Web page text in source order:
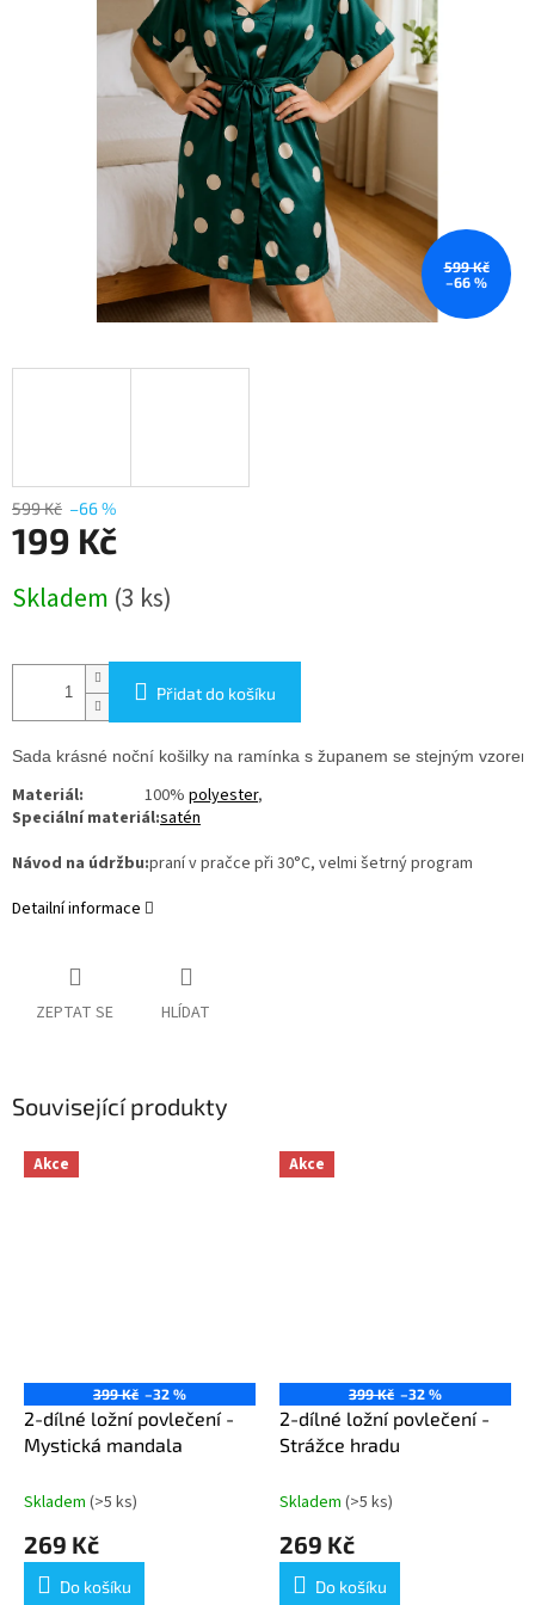
599 Kč
–66 %
599 Kč –66 %
199 Kč
cena:
Skladem (3 ks)
Přidat do košíku
Sada krásné noční košilky na ramínka s županem se stejným
Materiál: 100% polyester,
Speciální materiál:satén
Návod na údržbu:praní v pračce při 30°C, velmi šetrný program
Detailní informace
ZEPTAT SE HLÍDAT
Související produkty
Akce
399 Kč –32 %
2-dílné ložní povlečení -
Mystická mandala
Skladem (>5 ks)
269 Kč
Do košíku
Akce
399 Kč –32 %
2-dílné ložní povlečení -
Strážce hradu
Skladem (>5 ks)
269 Kč
Do košíku